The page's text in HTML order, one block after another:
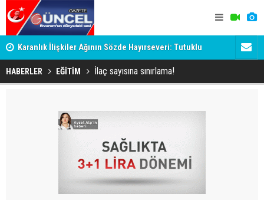
Karanlık İlişkiler Ağının Sözde Hayırseveri: Tutuklu
Memet Aca Dosyası
Dadaş'a
HABERLER EĞİTİM İlaç sayısına sınırlama!